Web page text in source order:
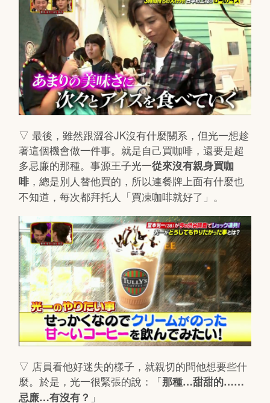
▽ 最後，雖然跟澀谷JK沒有什麼關系，但光一想趁
著這個機會做一件事。就是自己買咖啡，還要是超
多忌廉的那種。事源王子光一從來沒有親身買咖
啡 ，總是別人替他買的，所以連餐牌上面有什麼也
不知道，每次都拜托人「買凍咖啡就好了」。
▽ 店員看他好迷失的樣子，就親切的問他想要些什
麼。於是，光一很緊張的說：「那種…甜甜的……
忌廉…有沒有？ 」